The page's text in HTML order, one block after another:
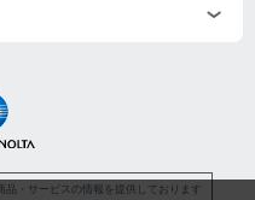
・サービスの情報を提供しております